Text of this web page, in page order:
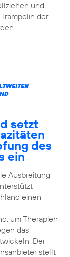
und
der
setzt
des
ein
Ausbreitung
einen
um Therapien
das
Der
stellt